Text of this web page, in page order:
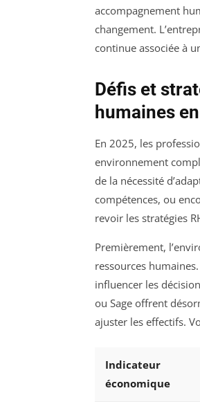
accompagnement
changement.
continue associée à
Défis et
humaines
En 2025, les
environnement
de la nécessité
compétences, ou
revoir les stratégies
Premièrement,
ressources
influencer les
ou Sage offrent
ajuster les effectifs.
Indicateur
économique